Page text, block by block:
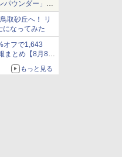
パウンダー」を
使用した超大
取砂丘へ！ リ
になってみた
オフで1,643
まとめ【8月8日
神 絶景版」が
もっと見る